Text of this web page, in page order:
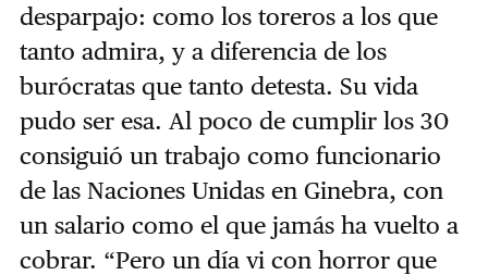
desparpajo: como los toreros a los que
tanto admira, y a diferencia de los
burócratas que tanto detesta. Su vida
pudo ser esa. Al poco de cumplir los 30
consiguió un trabajo como funcionario
de las Naciones Unidas en Ginebra, con
un salario como el que jamás ha vuelto a
cobrar. “Pero un día vi con horror que